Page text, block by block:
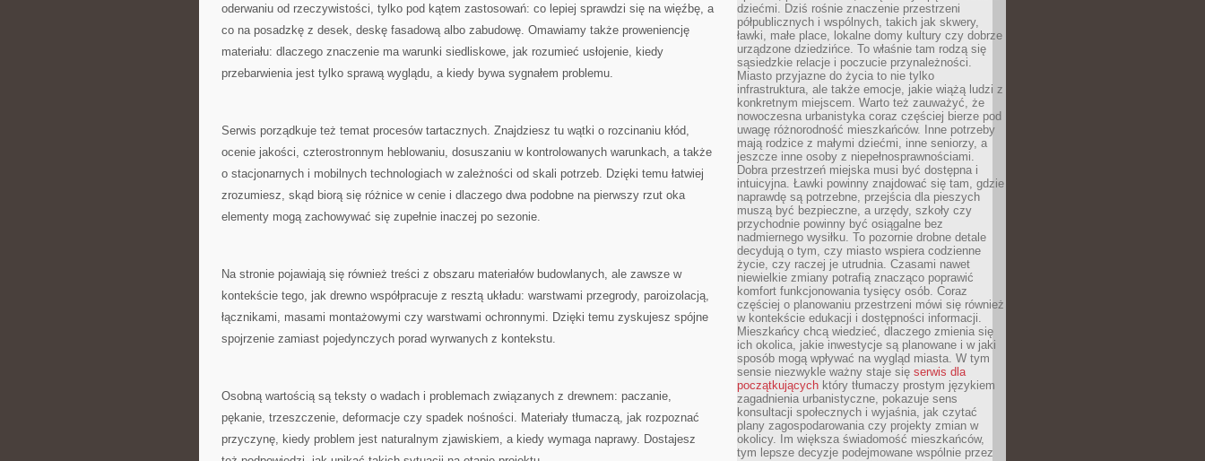
oderwaniu od rzeczywistości, tylko pod kątem zastosowań: co lepiej sprawdzi się na więźbę, a
co na posadzkę z desek, deskę fasadową albo zabudowę. Omawiamy także proweniencję
materiału: dlaczego znaczenie ma warunki siedliskowe, jak rozumieć usłojenie, kiedy
przebarwienia jest tylko sprawą wyglądu, a kiedy bywa sygnałem problemu.
Serwis porządkuje też temat procesów tartacznych. Znajdziesz tu wątki o rozcinaniu kłód,
ocenie jakości, czterostronnym heblowaniu, dosuszaniu w kontrolowanych warunkach, a także
o stacjonarnych i mobilnych technologiach w zależności od skali potrzeb. Dzięki temu łatwiej
zrozumiesz, skąd biorą się różnice w cenie i dlaczego dwa podobne na pierwszy rzut oka
elementy mogą zachowywać się zupełnie inaczej po sezonie.
Na stronie pojawiają się również treści z obszaru materiałów budowlanych, ale zawsze w
kontekście tego, jak drewno współpracuje z resztą układu: warstwami przegrody, paroizolacją,
łącznikami, masami montażowymi czy warstwami ochronnymi. Dzięki temu zyskujesz spójne
spojrzenie zamiast pojedynczych porad wyrwanych z kontekstu.
Osobną wartością są teksty o wadach i problemach związanych z drewnem: paczanie,
pękanie, trzeszczenie, deformacje czy spadek nośności. Materiały tłumaczą, jak rozpoznać
przyczynę, kiedy problem jest naturalnym zjawiskiem, a kiedy wymaga naprawy. Dostajesz
dziećmi. Dziś rośnie znaczenie przestrzeni
półpublicznych i wspólnych, takich jak skwery,
ławki, małe place, lokalne domy kultury czy dobrze
urządzone dziedzińce. To właśnie tam rodzą się
sąsiedzkie relacje i poczucie przynależności.
Miasto przyjazne do życia to nie tylko
infrastruktura, ale także emocje, jakie wiążą ludzi z
konkretnym miejscem. Warto też zauważyć, że
nowoczesna urbanistyka coraz częściej bierze pod
uwagę różnorodność mieszkańców. Inne potrzeby
mają rodzice z małymi dziećmi, inne seniorzy, a
jeszcze inne osoby z niepełnosprawnościami.
Dobra przestrzeń miejska musi być dostępna i
intuicyjna. Ławki powinny znajdować się tam, gdzie
naprawdę są potrzebne, przejścia dla pieszych
muszą być bezpieczne, a urzędy, szkoły czy
przychodnie powinny być osiągalne bez
nadmiernego wysiłku. To pozornie drobne detale
decydują o tym, czy miasto wspiera codzienne
życie, czy raczej je utrudnia. Czasami nawet
niewielkie zmiany potrafią znacząco poprawić
komfort funkcjonowania tysięcy osób. Coraz
częściej o planowaniu przestrzeni mówi się również
w kontekście edukacji i dostępności informacji.
Mieszkańcy chcą wiedzieć, dlaczego zmienia się
ich okolica, jakie inwestycje są planowane i w jaki
sposób mogą wpływać na wygląd miasta. W tym
sensie niezwykle ważny staje się serwis dla
początkujących który tłumaczy prostym językiem
zagadnienia urbanistyczne, pokazuje sens
konsultacji społecznych i wyjaśnia, jak czytać
plany zagospodarowania czy projekty zmian w
okolicy. Im większa świadomość mieszkańców,
tym lepsze decyzje podejmowane wspólnie przez